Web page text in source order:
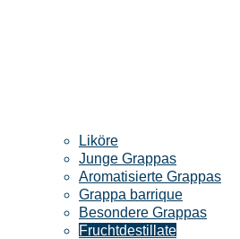
Liköre
Junge Grappas
Aromatisierte Grappas
Grappa barrique
Besondere Grappas
Fruchtdestillate